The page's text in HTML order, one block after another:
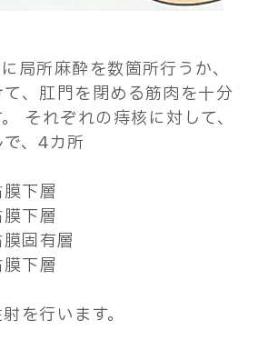
局所麻酔を数箇所行うか、
、肛門を閉める筋肉を十分
それぞれの痔核に対して、
、4カ所
下層
下層
固有層
下層
を行います。